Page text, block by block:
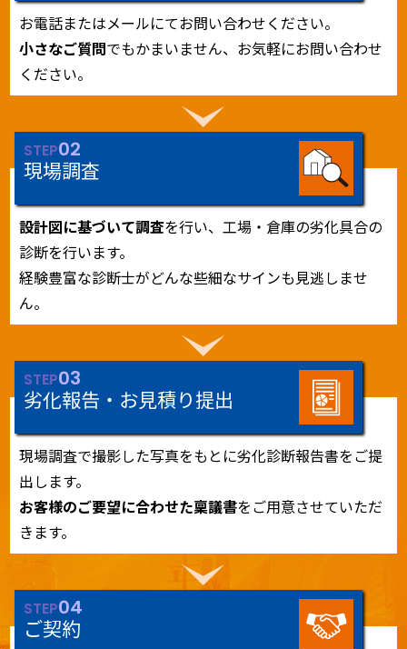
お電話またはメールにてお問い合わせください。
小さなご質問でもかまいません、お気軽にお問い合わせ
ください。
STEP02
現場調査
設計図に基づいて調査を行い、工場・倉庫の劣化具合の
診断を行います。
経験豊富な診断士がどんな些細なサインも見逃しませ
ん。
STEP03
劣化報告・お見積り提出
現場調査で撮影した写真をもとに劣化診断報告書をご提
出します。
お客様のご要望に合わせた稟議書をご用意させていただ
きます。
STEP04
ご契約